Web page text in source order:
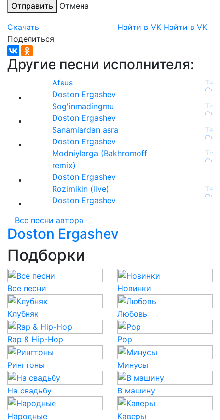
Отправить Отмена
Скачать Найти в VK Найти в VK
Поделиться
Другие песни исполнителя:
Afsus
Doston Ergashev
Sog'inmadingmu
Doston Ergashev
Sanamlardan asra
Doston Ergashev
Modniylarga (Bakhromoff
remix)
Doston Ergashev
Rozimikin (live)
Doston Ergashev
Все песни автора
Doston Ergashev
Подборки
Все песни Новинки
Клубняк Любовь
Rap & Hip-Hop Pop
Рингтоны Минусы
На свадьбу В машину
Народные Каверы